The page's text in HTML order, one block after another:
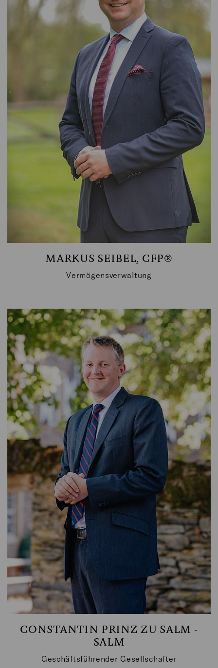
KONTAKTIEREN SIE MICH GERNE
T: + 49 (0) 6706 / 9444 – 59
E-MAIL SCHREIBEN
MARKUS SEIBEL, CFP®
Vermögensverwaltung
KONTAKTIEREN SIE MICH GERNE
T: + 49 (0) 6706 / 9444 - 12
E-MAIL SCHREIBEN
CONSTANTIN PRINZ ZU SALM -
SALM
Geschäftsführender Gesellschafter